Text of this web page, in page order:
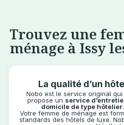
Trouvez une
ménage à Issy
La qualité d’un
Nobo est le service original qui
propose un service
domicile de type hôtelier.
Votre femme de ménage est
standards des hôtels de luxe.